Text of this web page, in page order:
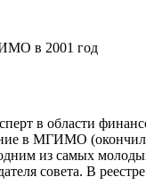
в 2001 год
в области
в МГИМО
из самых
совета. В